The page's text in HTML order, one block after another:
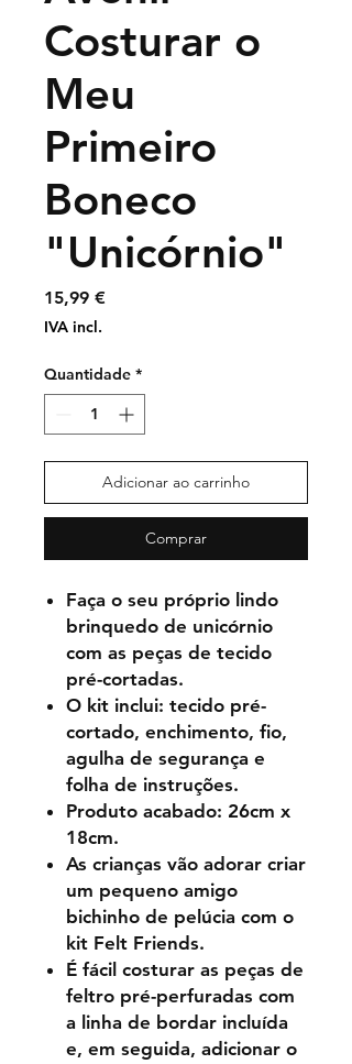
Costurar o
Meu
Primeiro
Boneco
"Unicórnio"
15,99 €Preço
IVA incl.
Quantidade *
Adicionar ao carrinho
Comprar
Faça o seu próprio lindo
brinquedo de unicórnio
com as peças de tecido
pré-cortadas.
O kit inclui: tecido pré-
cortado, enchimento, fio,
agulha de segurança e
folha de instruções.
Produto acabado: 26cm x
18cm.
As crianças vão adorar criar
um pequeno amigo
bichinho de pelúcia com o
kit Felt Friends.
É fácil costurar as peças de
feltro pré-perfuradas com
a linha de bordar incluída
e, em seguida, adicionar o